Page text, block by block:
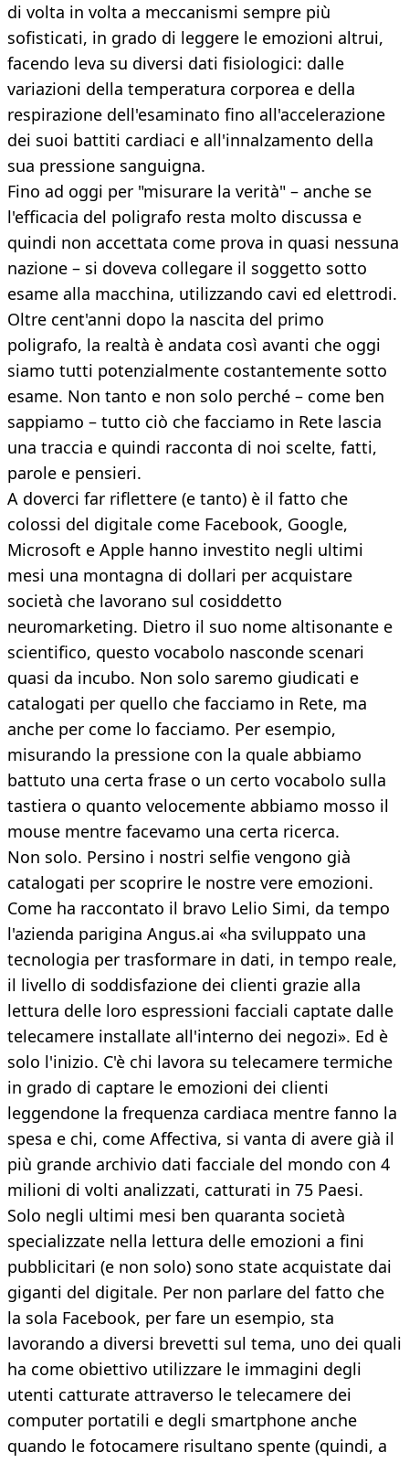
di volta in volta a meccanismi sempre più
sofisticati, in grado di leggere le emozioni altrui,
facendo leva su diversi dati fisiologici: dalle
variazioni della temperatura corporea e della
respirazione dell'esaminato fino all'accelerazione
dei suoi battiti cardiaci e all'innalzamento della
sua pressione sanguigna.
Fino ad oggi per "misurare la verità" – anche se
l'efficacia del poligrafo resta molto discussa e
quindi non accettata come prova in quasi nessuna
nazione – si doveva collegare il soggetto sotto
esame alla macchina, utilizzando cavi ed elettrodi.
Oltre cent'anni dopo la nascita del primo
poligrafo, la realtà è andata così avanti che oggi
siamo tutti potenzialmente costantemente sotto
esame. Non tanto e non solo perché – come ben
sappiamo – tutto ciò che facciamo in Rete lascia
una traccia e quindi racconta di noi scelte, fatti,
parole e pensieri.
A doverci far riflettere (e tanto) è il fatto che
colossi del digitale come Facebook, Google,
Microsoft e Apple hanno investito negli ultimi
mesi una montagna di dollari per acquistare
società che lavorano sul cosiddetto
neuromarketing. Dietro il suo nome altisonante e
scientifico, questo vocabolo nasconde scenari
quasi da incubo. Non solo saremo giudicati e
catalogati per quello che facciamo in Rete, ma
anche per come lo facciamo. Per esempio,
misurando la pressione con la quale abbiamo
battuto una certa frase o un certo vocabolo sulla
tastiera o quanto velocemente abbiamo mosso il
mouse mentre facevamo una certa ricerca.
Non solo. Persino i nostri selfie vengono già
catalogati per scoprire le nostre vere emozioni.
Come ha raccontato il bravo Lelio Simi, da tempo
l'azienda parigina Angus.ai «ha sviluppato una
tecnologia per trasformare in dati, in tempo reale,
il livello di soddisfazione dei clienti grazie alla
lettura delle loro espressioni facciali captate dalle
telecamere installate all'interno dei negozi». Ed è
solo l'inizio. C'è chi lavora su telecamere termiche
in grado di captare le emozioni dei clienti
leggendone la frequenza cardiaca mentre fanno la
spesa e chi, come Affectiva, si vanta di avere già il
più grande archivio dati facciale del mondo con 4
milioni di volti analizzati, catturati in 75 Paesi.
Solo negli ultimi mesi ben quaranta società
specializzate nella lettura delle emozioni a fini
pubblicitari (e non solo) sono state acquistate dai
giganti del digitale. Per non parlare del fatto che
la sola Facebook, per fare un esempio, sta
lavorando a diversi brevetti sul tema, uno dei quali
ha come obiettivo utilizzare le immagini degli
utenti catturate attraverso le telecamere dei
computer portatili e degli smartphone anche
quando le fotocamere risultano spente (quindi, a